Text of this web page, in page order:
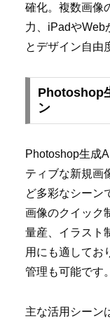
確化。複数画像
力、iPadやWeb
とデザイン自由
Photoshop
ン
Photoshop生成
ティブな新規画
ど多彩なシーン
画像のクイック
量産、イラスト
用にも適してお
管理も可能です。
主な活用シーン